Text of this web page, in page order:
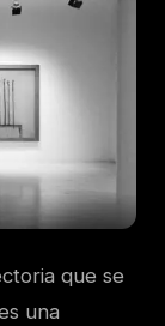
que se
una